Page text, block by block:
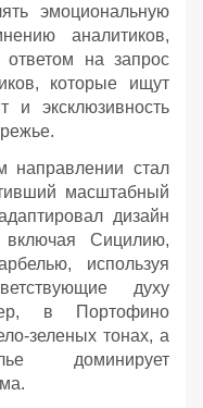
эмоциональную
аналитиков,
ответом на запрос
которые ищут
и эксклюзивность
направлении стал
масштабный
дизайн
Сицилию,
используя
духу
в Портофино
зеленых тонах, а
доминирует